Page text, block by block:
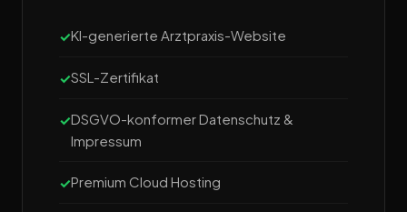
KI-generierte Arztpraxis-Website
SSL-Zertifikat
DSGVO-konformer Datenschutz &
Impressum
Premium Cloud Hosting